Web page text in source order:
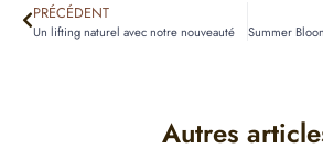
PRÉCÉDENT
Un lifting naturel avec notre nouveauté
Autres